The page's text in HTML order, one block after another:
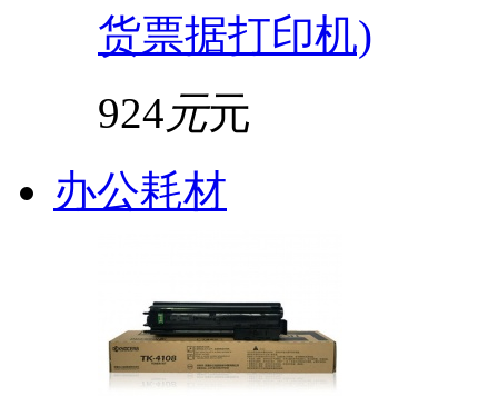
货票据打印机)
924元元
办公耗材